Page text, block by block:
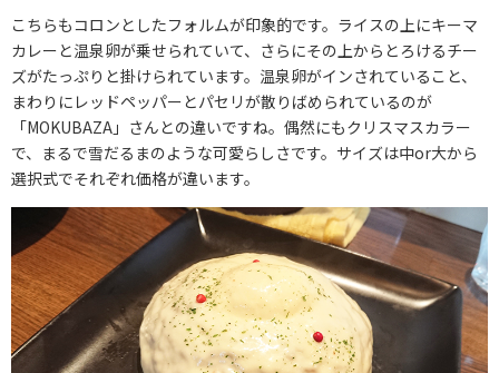
こちらもコロンとしたフォルムが印象的です。ライスの上にキーマ
カレーと温泉卵が乗せられていて、さらにその上からとろけるチー
ズがたっぷりと掛けられています。温泉卵がインされていること、
まわりにレッドペッパーとパセリが散りばめられているのが
「MOKUBAZA」さんとの違いですね。偶然にもクリスマスカラー
で、まるで雪だるまのような可愛らしさです。サイズは中or大から
選択式でそれぞれ価格が違います。